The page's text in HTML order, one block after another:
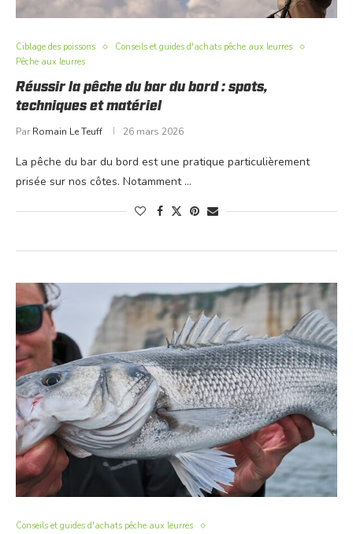
Ciblage des poissons
Conseils et guides d'achats pêche aux leurres
Pêche aux leurres
Réussir la pêche du bar du bord : spots,
techniques et matériel
Par Romain Le Teuff 26 mars 2026
La pêche du bar du bord est une pratique particulièrement
prisée sur nos côtes. Notamment …
Conseils et guides d'achats pêche aux leurres